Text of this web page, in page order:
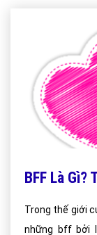
BFF Là Gì?
Trong thế giới của các seoer tức người
những bff bởi